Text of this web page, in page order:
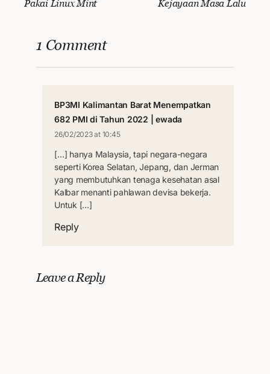
Pakai Linux Mint
Kejayaan Masa Lalu
1 Comment
BP3MI Kalimantan Barat Menempatkan
682 PMI di Tahun 2022 | ewada
26/02/2023 at 10:45
[…] hanya Malaysia, tapi negara-negara
seperti Korea Selatan, Jepang, dan Jerman
yang membutuhkan tenaga kesehatan asal
Kalbar menanti pahlawan devisa bekerja.
Untuk […]
Reply
Leave a Reply